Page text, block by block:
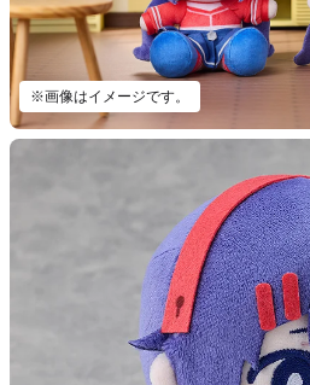
※画像はイメージです。